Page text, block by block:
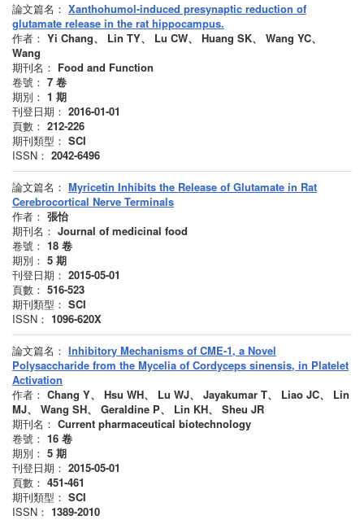
論文篇名： Xanthohumol-induced presynaptic reduction of
glutamate release in the rat hippocampus.
作者： Yi Chang、 Lin TY、 Lu CW、 Huang SK、 Wang YC、
Wang
期刊名： Food and Function
卷號： 7 卷
期別： 1 期
刊登日期： 2016-01-01
頁數： 212-226
期刊類型： SCI
ISSN： 2042-6496
論文篇名： Myricetin Inhibits the Release of Glutamate in Rat
Cerebrocortical Nerve Terminals
作者： 張怡
期刊名： Journal of medicinal food
卷號： 18 卷
期別： 5 期
刊登日期： 2015-05-01
頁數： 516-523
期刊類型： SCI
ISSN： 1096-620X
論文篇名： Inhibitory Mechanisms of CME-1, a Novel
Polysaccharide from the Mycelia of Cordyceps sinensis, in Platelet
Activation
作者： Chang Y、 Hsu WH、 Lu WJ、 Jayakumar T、 Liao JC、 Lin
MJ、 Wang SH、 Geraldine P、 Lin KH、 Sheu JR
期刊名： Current pharmaceutical biotechnology
卷號： 16 卷
期別： 5 期
刊登日期： 2015-05-01
頁數： 451-461
期刊類型： SCI
ISSN： 1389-2010